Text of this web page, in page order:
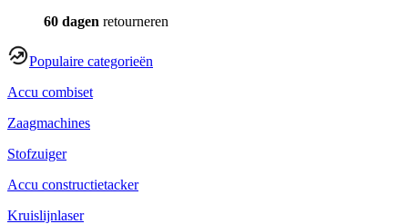
60 dagen retourneren
Populaire categorieën
Accu combiset
Zaagmachines
Stofzuiger
Accu constructietacker
Kruislijnlaser